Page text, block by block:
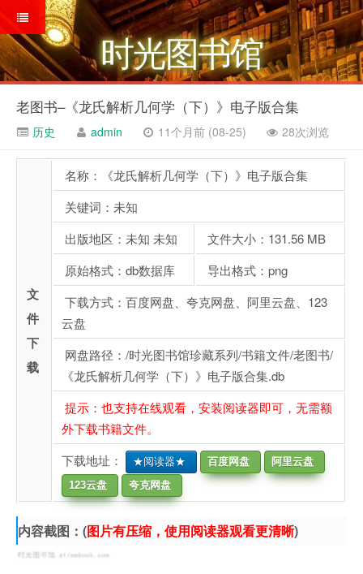
时光图书馆
老图书–《龙氏解析几何学（下）》电子版合集
历史 admin 11个月前 (08-25) 28次浏览
文
件
下
载
名称：《龙氏解析几何学（下）》电子版合集
关键词：未知
出版地区：未知 未知
文件大小：131.56 MB
原始格式：db数据库
导出格式：png
下载方式：百度网盘、夸克网盘、阿里云盘、123
云盘
网盘路径：/时光图书馆珍藏系列/书籍文件/老图书/
《龙氏解析几何学（下）》电子版合集.db
提示：也支持在线观看，安装阅读器即可，无需额
外下载书籍文件。
下载地址：
★阅读器★ 百度网盘
阿里云盘
123云盘
夸克网盘
内容截图：(图片有压缩，使用阅读器观看更清晰)